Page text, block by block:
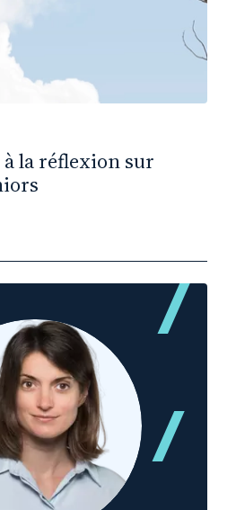
la réflexion sur